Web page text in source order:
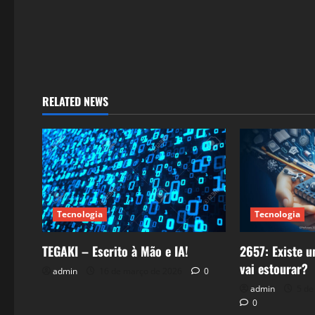
RELATED NEWS
Tecnologia
TEGAKI – Escrito à Mão e IA!
admin 0
Tecnologia
2657: Existe
vai estourar?
admin
0